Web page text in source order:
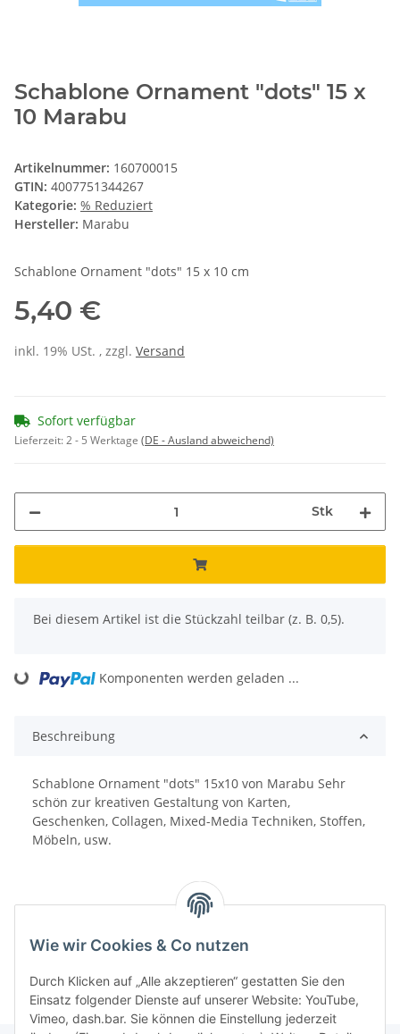
Wie wir Cookies & Co nutzen
Durch Klicken auf „Alle akzeptieren“ gestatten Sie den
Einsatz folgender Dienste auf unserer Website: YouTube,
Vimeo, dash.bar. Sie können die Einstellung jederzeit
Schablone Ornament "dots" 15 x
10 Marabu
Artikelnummer: 160700015
GTIN: 4007751344267
Kategorie: % Reduziert
Hersteller: Marabu
Schablone Ornament "dots" 15 x 10 cm
5,40 €
inkl. 19% USt. , zzgl. Versand
Sofort verfügbar
Lieferzeit:2 - 5 Werktage (DE - Ausland abweichend)
Stk
x
Bei diesem Artikel ist die Stückzahl teilbar (z. B. 0,5).
Loading... Komponenten werden geladen ...
Beschreibung
Schablone Ornament "dots" 15x10 von Marabu Sehr
schön zur kreativen Gestaltung von Karten,
Geschenken, Collagen, Mixed-Media Techniken, Stoffen,
Möbeln, usw.